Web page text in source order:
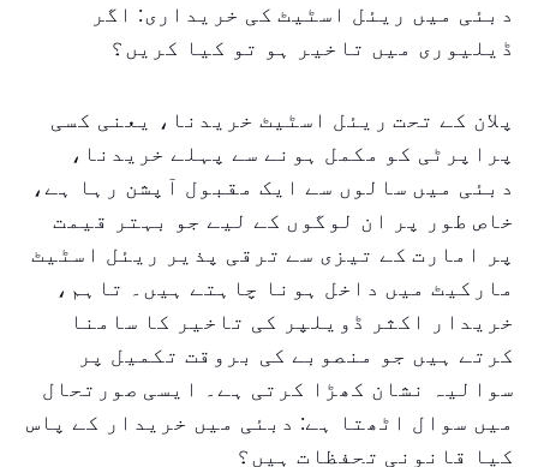
دبئی میں ریئل اسٹیٹ کی خریداری: اگر
ڈیلیوری میں تاخیر ہو تو کیا کریں؟
پلان کے تحت ریئل اسٹیٹ خریدنا، یعنی کسی
پراپرٹی کو مکمل ہونے سے پہلے خریدنا،
دبئی میں سالوں سے ایک مقبول آپشن رہا ہے،
خاص طور پر ان لوگوں کے لیے جو بہتر قیمت
پر امارت کے تیزی سے ترقی پذیر ریئل اسٹیٹ
مارکیٹ میں داخل ہونا چاہتے ہیں۔ تاہم،
خریدار اکثر ڈویلپر کی تاخیر کا سامنا
کرتے ہیں جو منصوبے کی بروقت تکمیل پر
سوالیہ نشان کھڑا کرتی ہے۔ ایسی صورتحال
میں سوال اٹھتا ہے: دبئی میں خریدار کے پاس
کیا قانونی تحفظات ہیں؟